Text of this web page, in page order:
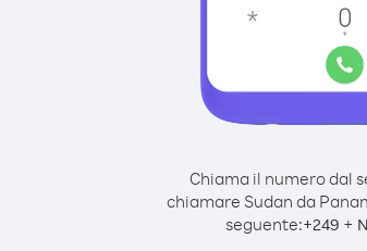
Chiama il numero dal
chiamare Sudan da
seguente:+249 +